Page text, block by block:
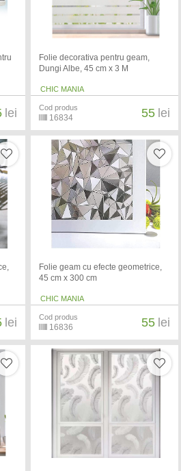
lei
Folie decorativa pentru geam,
Dungi Albe, 45 cm x 3 M
CHIC MANIA
Cod produs
16834 55 lei
lei
Folie geam cu efecte geometrice,
45 cm x 300 cm
CHIC MANIA
Cod produs
16836 55 lei